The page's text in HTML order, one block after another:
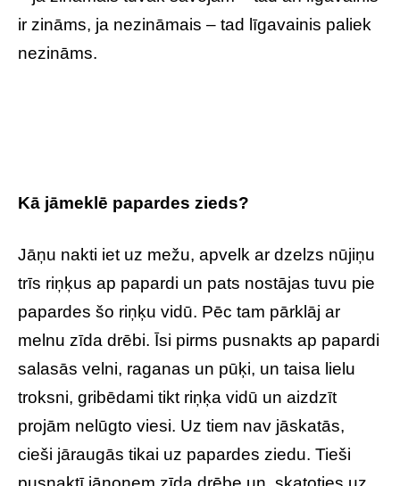
ir zināms, ja nezināmais – tad līgavainis paliek
nezināms.
Kā jāmeklē papardes zieds?
Jāņu nakti iet uz mežu, apvelk ar dzelzs nūjiņu
trīs riņķus ap papardi un pats nostājas tuvu pie
papardes šo riņķu vidū. Pēc tam pārklāj ar
melnu zīda drēbi. Īsi pirms pusnakts ap papardi
salasās velni, raganas un pūķi, un taisa lielu
troksni, gribēdami tikt riņķa vidū un aizdzīt
projām nelūgto viesi. Uz tiem nav jāskatās,
cieši jāraugās tikai uz papardes ziedu. Tieši